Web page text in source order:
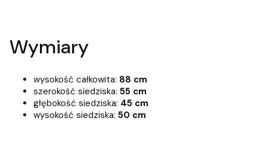
Wymiary
wysokość całkowita: 88 cm
szerokość siedziska: 55 cm
głębokość siedziska: 45 cm
wysokość siedziska: 50 cm